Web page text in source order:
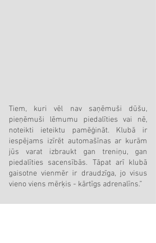
Tiem, kuri vēl nav saņēmuši dūšu,
pieņēmuši lēmumu piedalīties vai nē,
noteikti ieteiktu pamēģināt. Klubā ir
iespējams izīrēt automašīnas ar kurām
jūs varat izbraukt gan treniņu, gan
piedalīties sacensībās. Tāpat arī klubā
gaisotne vienmēr ir draudzīga, jo visus
vieno viens mērķis - kārtīgs adrenalīns.”